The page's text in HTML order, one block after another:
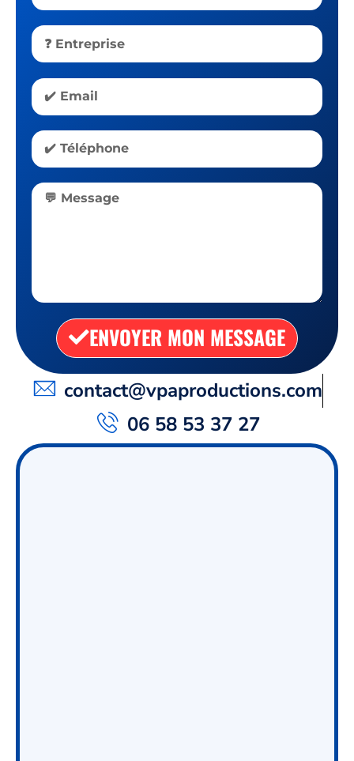
contact@vpaproductions.com
06 58 53 37 27
ENVOYER MON MESSAGE